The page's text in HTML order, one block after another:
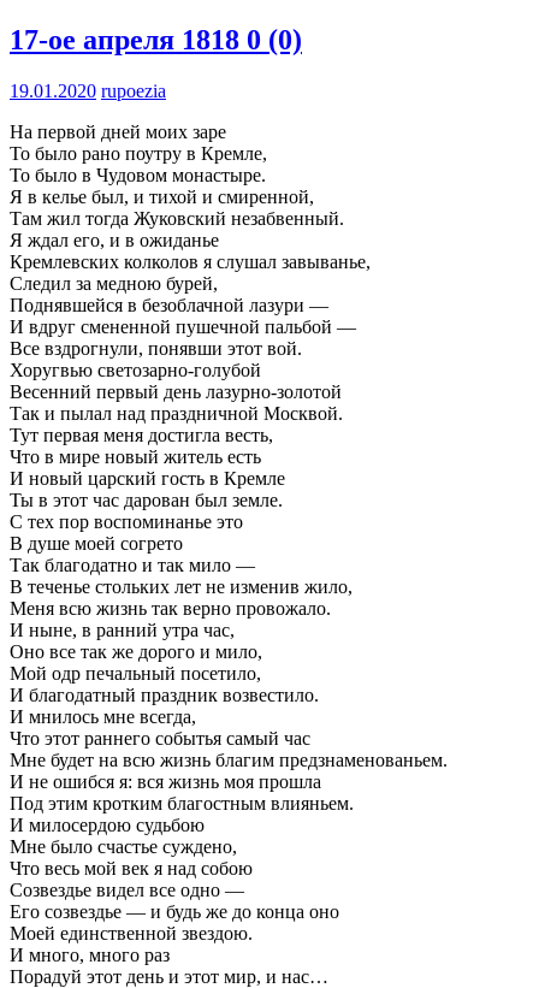
17-ое апреля 1818 0 (0)
19.01.2020 rupoezia
На первой дней моих заре
То было рано поутру в Кремле,
То было в Чудовом монастыре.
Я в келье был, и тихой и смиренной,
Там жил тогда Жуковский незабвенный.
Я ждал его, и в ожиданье
Кремлевских колколов я слушал завыванье,
Следил за медною бурей,
Поднявшейся в безоблачной лазури —
И вдруг смененной пушечной пальбой —
Все вздрогнули, понявши этот вой.
Хоругвью светозарно-голубой
Весенний первый день лазурно-золотой
Так и пылал над праздничной Москвой.
Тут первая меня достигла весть,
Что в мире новый житель есть
И новый царский гость в Кремле
Ты в этот час дарован был земле.
С тех пор воспоминанье это
В душе моей согрето
Так благодатно и так мило —
В теченье стольких лет не изменив жило,
Меня всю жизнь так верно провожало.
И ныне, в ранний утра час,
Оно все так же дорого и мило,
Мой одр печальный посетило,
И благодатный праздник возвестило.
И мнилось мне всегда,
Что этот раннего событья самый час
Мне будет на всю жизнь благим предзнаменованьем.
И не ошибся я: вся жизнь моя прошла
Под этим кротким благостным влияньем.
И милосердою судьбою
Мне было счастье суждено,
Что весь мой век я над собою
Созвездье видел все одно —
Его созвездье — и будь же до конца оно
Моей единственной звездою.
И много, много раз
Порадуй этот день и этот мир, и нас…